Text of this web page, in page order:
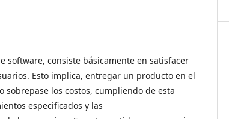
software, consiste básicamente en satisfacer
Esto implica, entregar un producto en el
sobrepase los costos, cumpliendo de esta
especificados y las